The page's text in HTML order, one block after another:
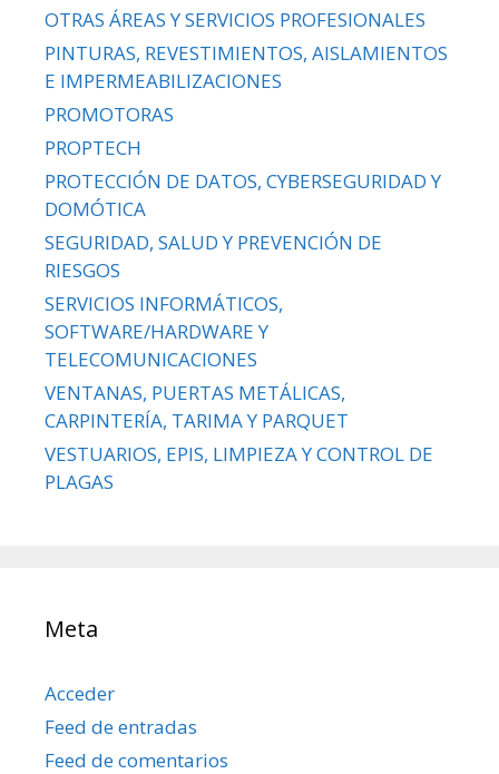
OTRAS ÁREAS Y SERVICIOS PROFESIONALES
PINTURAS, REVESTIMIENTOS, AISLAMIENTOS
E IMPERMEABILIZACIONES
PROMOTORAS
PROPTECH
PROTECCIÓN DE DATOS, CYBERSEGURIDAD Y
DOMÓTICA
SEGURIDAD, SALUD Y PREVENCIÓN DE
RIESGOS
SERVICIOS INFORMÁTICOS,
SOFTWARE/HARDWARE Y
TELECOMUNICACIONES
VENTANAS, PUERTAS METÁLICAS,
CARPINTERÍA, TARIMA Y PARQUET
VESTUARIOS, EPIS, LIMPIEZA Y CONTROL DE
PLAGAS
Meta
Acceder
Feed de entradas
Feed de comentarios